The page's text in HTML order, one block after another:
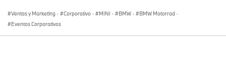
Ventas y Marketing · Corporativo · MINI · BMW · BMW Motorrad ·
Eventos Corporativos